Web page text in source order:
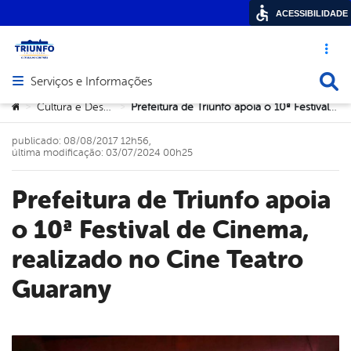
Acesso
Abrir menu principal de navegação
Serviços e Informações
Você está aqui:
> Cultura e Desportos > Prefeitura de Triunfo apoia o 10ª Festival de Cinema, realizado no Cine Teatro Guarany
Prefeitura de Triunfo apoia
o 10ª Festival de Cinema,
realizado no Cine Teatro
Guarany
publicado: 08/08/2017 12h56,
última modificação: 03/07/2024 00h25
ACESSIBILIDADE